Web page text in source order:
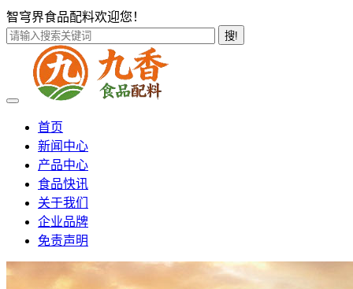
智穹界食品配料欢迎您！
搜!
首页
新闻中心
产品中心
食品快讯
关于我们
企业品牌
免责声明